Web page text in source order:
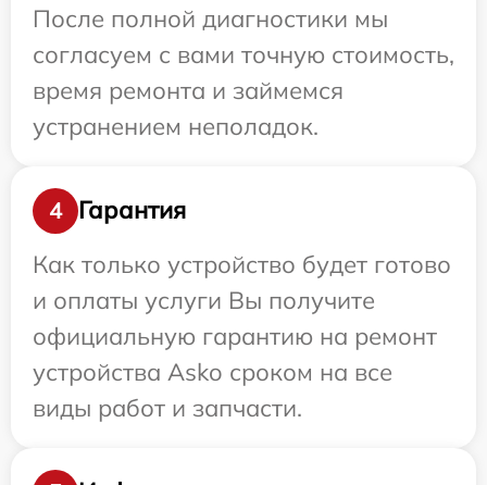
После полной диагностики мы
согласуем с вами точную стоимость,
время ремонта и займемся
устранением неполадок.
4
Гарантия
Как только устройство будет готово
и оплаты услуги Вы получите
официальную гарантию на ремонт
устройства Asko сроком на все
виды работ и запчасти.